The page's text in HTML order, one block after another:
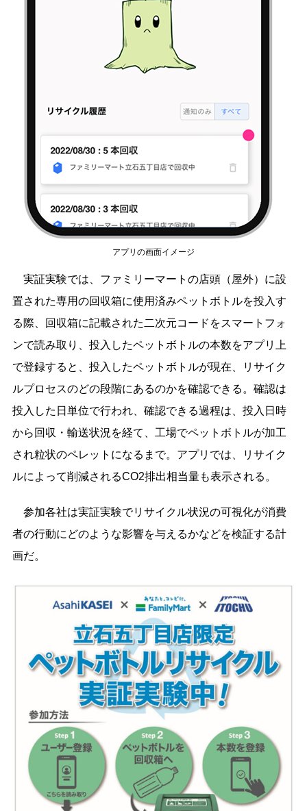
アプリの画面イメージ
実証実験では、ファミリーマートの店頭（屋外）に設
置された専用の回収箱に使用済みペットボトルを投入す
る際、回収箱に記載された二次元コードをスマートフォ
ンで読み取り、投入したペットボトルの本数をアプリ上
で登録すると、投入したペットボトルが現在、リサイク
ルプロセスのどの段階にあるのかを確認できる。確認は
投入した日単位で行われ、確認できる過程は、投入日時
から回収・輸送状況を経て、工場でペットボトルが加工
され粒状のペレットになるまで。アプリでは、リサイク
ルによって削減されるCO2排出相当量も表示される。
参加各社は実証実験でリサイクル状況の可視化が消費
者の行動にどのような影響を与えるかなどを検証する計
画だ。